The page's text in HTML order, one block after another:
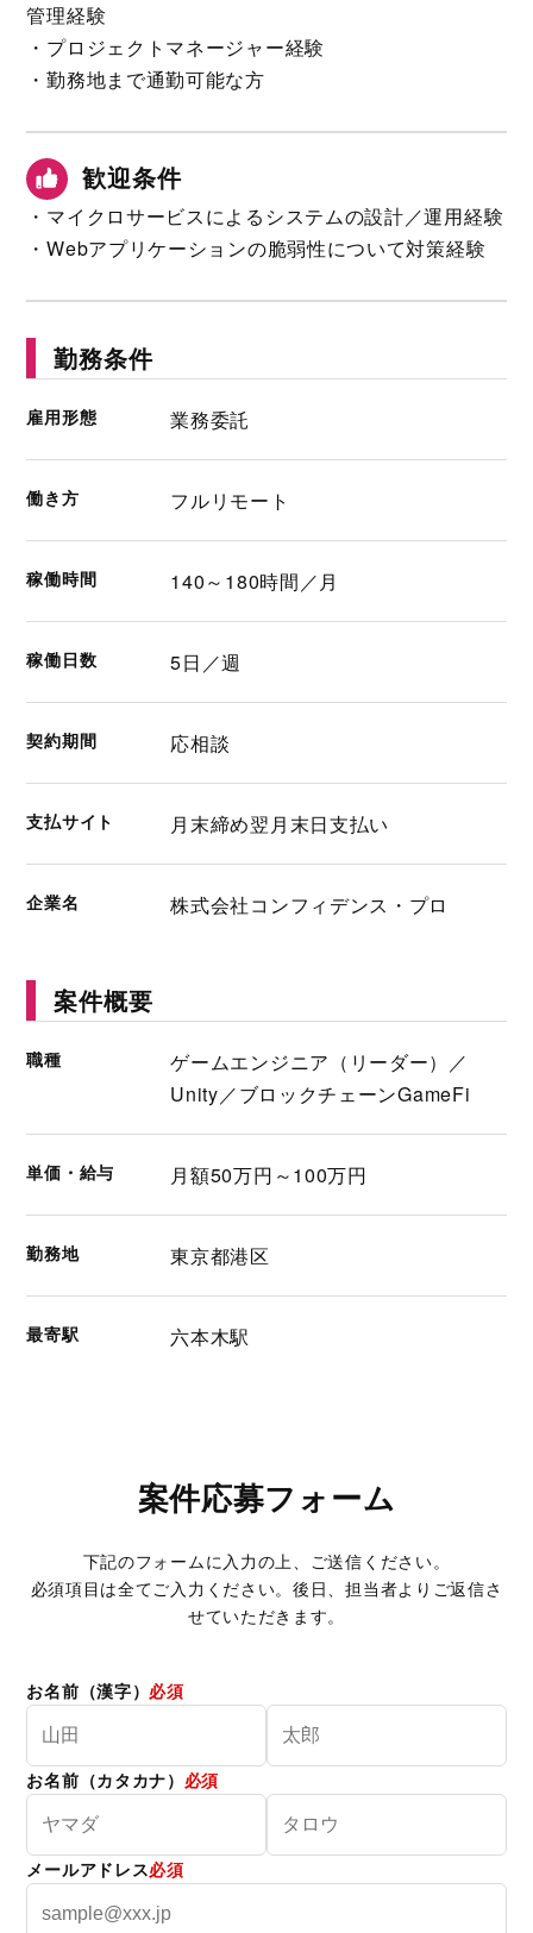
管理経験
・プロジェクトマネージャー経験
・勤務地まで通勤可能な方
歓迎条件
・マイクロサービスによるシステムの設計／運用経験
・Webアプリケーションの脆弱性について対策経験
勤務条件
雇用形態 業務委託
働き方 フルリモート
稼働時間 140～180時間／月
稼働日数 5日／週
契約期間 応相談
支払サイト 月末締め翌月末日支払い
企業名 株式会社コンフィデンス・プロ
案件概要
職種
ゲームエンジニア（リーダー）／
Unity／ブロックチェーンGameFi
単価・給与 月額50万円～100万円
勤務地 東京都港区
最寄駅 六本木駅
案件応募フォーム
下記のフォームに入力の上、ご送信ください。
必須項目は全てご入力ください。後日、担当者よりご返信さ
せていただきます。
お名前（漢字） 必須
お名前（カタカナ） 必須
メールアドレス必須